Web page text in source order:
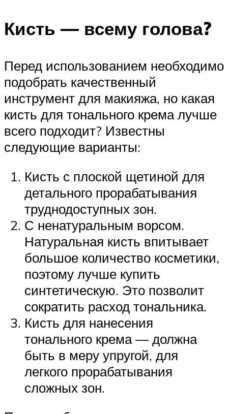
Кисть — всему голова?
Перед использованием необходимо
подобрать качественный
инструмент для макияжа, но какая
кисть для тонального крема лучше
всего подходит? Известны
следующие варианты:
Кисть с плоской щетиной для
детального прорабатывания
труднодоступных зон.
С ненатуральным ворсом.
Натуральная кисть впитывает
большое количество косметики,
поэтому лучше купить
синтетическую. Это позволит
сократить расход тональника.
Кисть для нанесения
тонального крема — должна
быть в меру упругой, для
легкого прорабатывания
сложных зон.